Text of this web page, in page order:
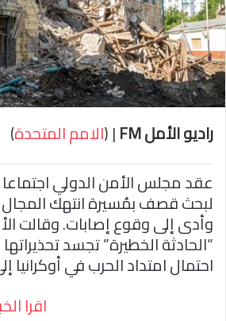
ل
ك
ت
ر
ن
ي
راديو الأمل FM | (الامم المتحدة)
عقد مجلس الأمن الدولي اجتماعا
لبحث قصف بمُسيرة انتهك المجال
وأدى إلى وقوع إصابات. وقالت
“الحادثة الخطيرة” تجسد
احتمال امتداد الحرب في
اقرا